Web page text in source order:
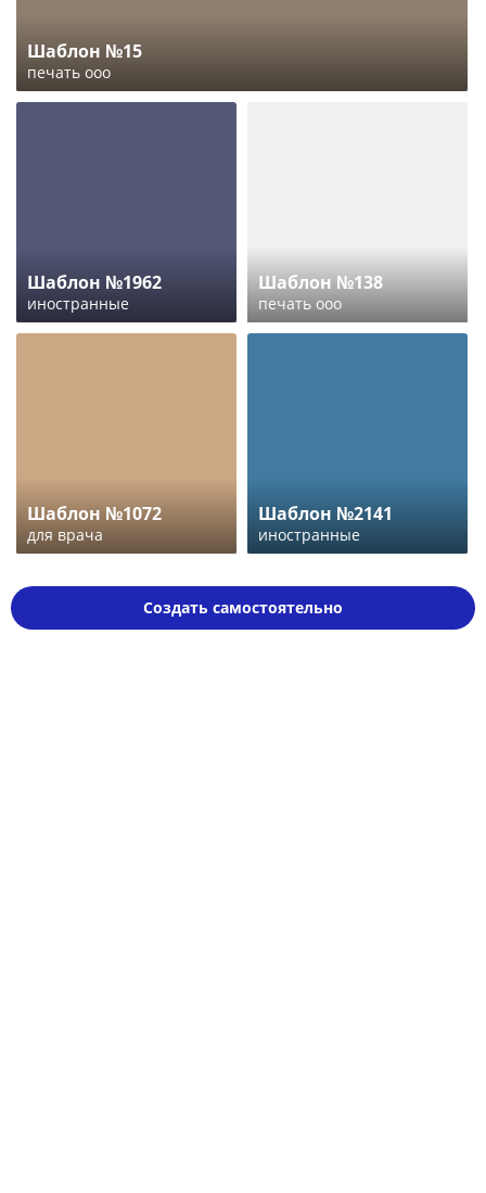
Шаблон №15
печать ооо
Шаблон №1962
иностранные
Шаблон №138
печать ооо
Шаблон №1072
для врача
Шаблон №2141
иностранные
Создать самостоятельно